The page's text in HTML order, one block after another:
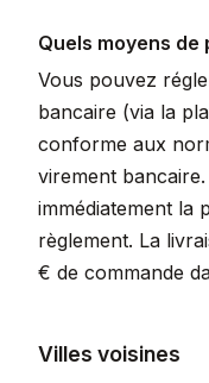
Quels moyens
Vous pouvez
bancaire (via la
conforme aux
virement
immédiatement la
règlement. La
€ de commande
Villes voisines